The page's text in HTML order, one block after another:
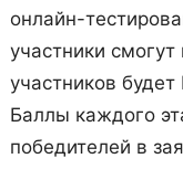
онлайн-
участники
участников
Баллы каждого
победителей в